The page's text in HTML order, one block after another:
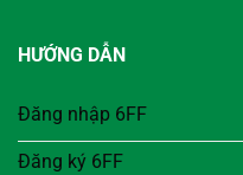
HƯỚNG DẪN
Đăng nhập 6FF
Đăng ký 6FF